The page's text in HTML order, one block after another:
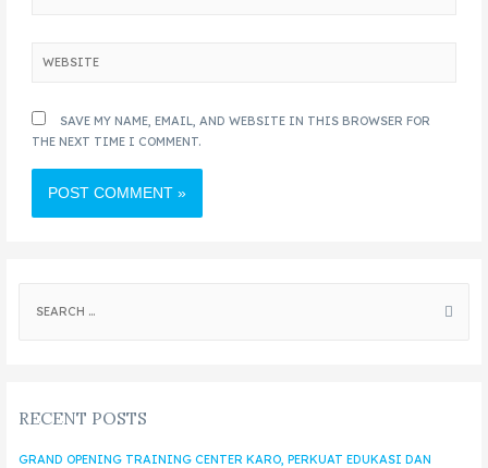
SAVE MY NAME, EMAIL, AND WEBSITE IN THIS BROWSER FOR
THE NEXT TIME I COMMENT.
RECENT POSTS
GRAND OPENING TRAINING CENTER KARO, PERKUAT EDUKASI DAN